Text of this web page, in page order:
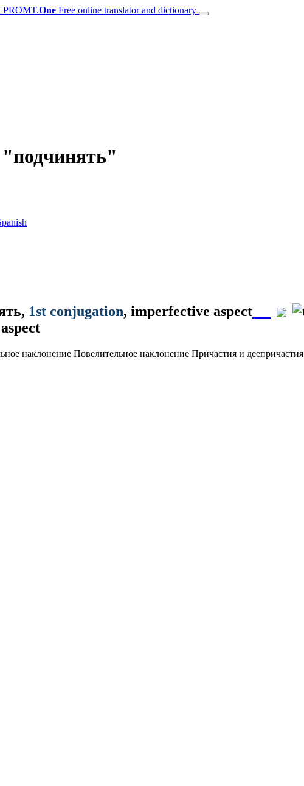
PROMT.One Free online translator and dictionary
, 1st conjugation, imperfective aspect
наклонение Повелительное наклонение Причастия и деепричастия